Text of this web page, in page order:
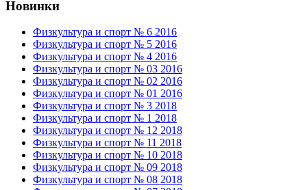
Новинки
Физкультура и спорт № 6 2016
Физкультура и спорт № 5 2016
Физкультура и спорт № 4 2016
Физкультура и спорт № 03 2016
Физкультура и спорт № 02 2016
Физкультура и спорт № 01 2016
Физкультура и спорт № 3 2018
Физкультура и спорт № 1 2018
Физкультура и спорт № 12 2018
Физкультура и спорт № 11 2018
Физкультура и спорт № 10 2018
Физкультура и спорт № 09 2018
Физкультура и спорт № 08 2018